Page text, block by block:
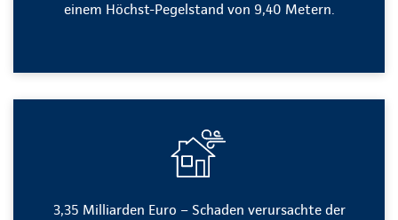
einem Höchst-Pegelstand von 9,40 Metern.
3,35 Milliarden Euro – Schaden verursachte der